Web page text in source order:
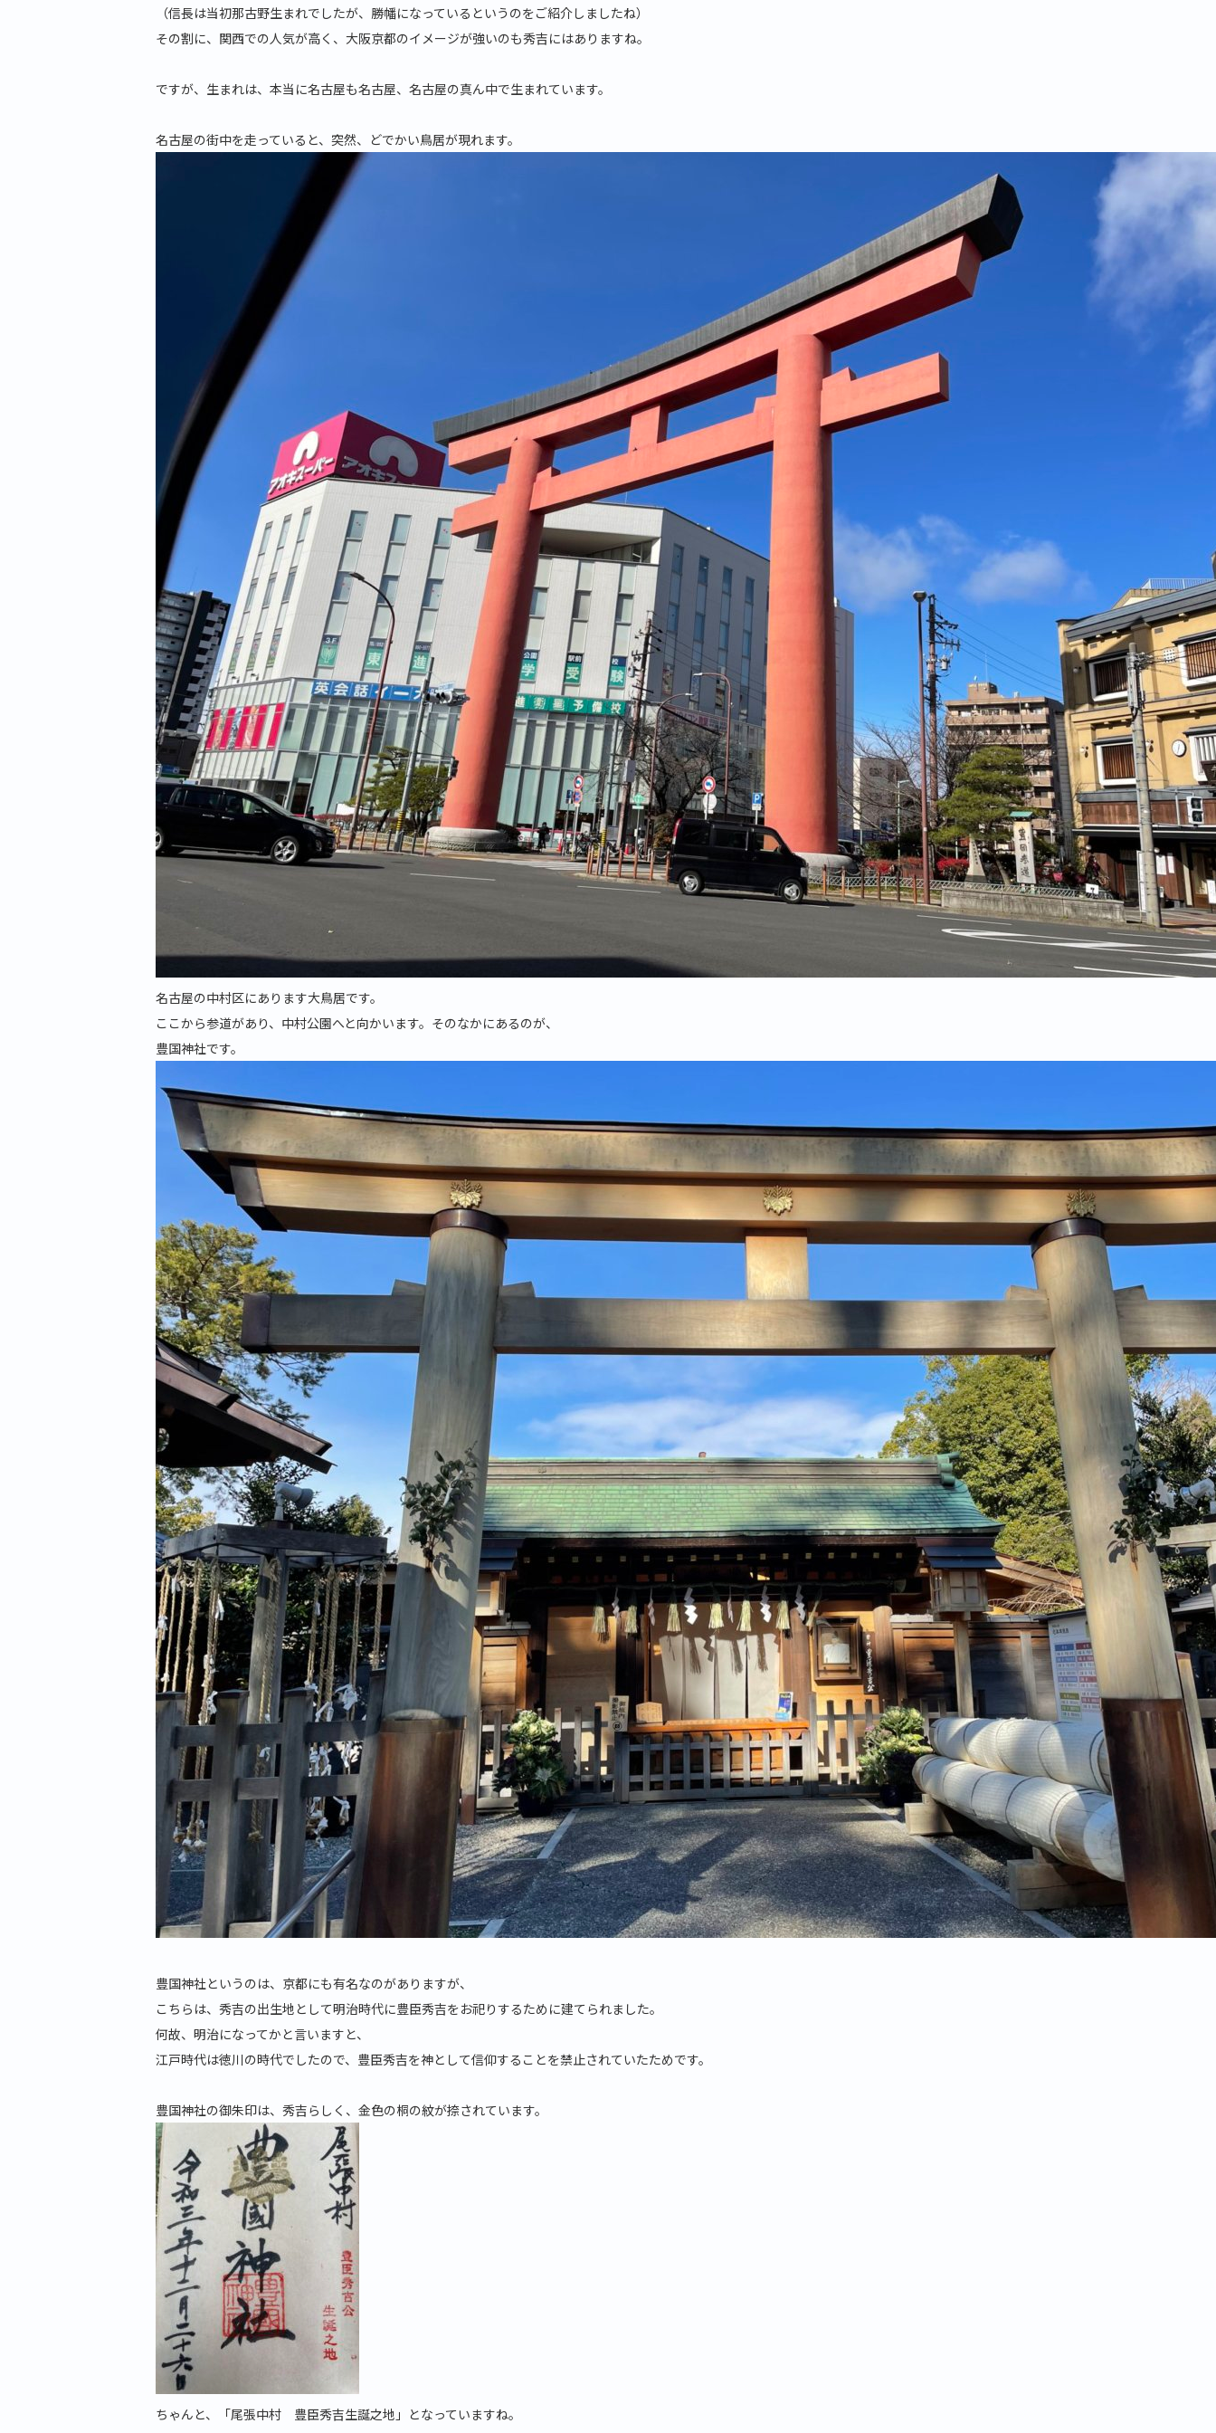
（信長は当初那古野生まれでしたが、勝幡になっているというのをご紹介しましたね）
その割に、関西での人気が高く、大阪京都のイメージが強いのも秀吉にはありますね。
ですが、生まれは、本当に名古屋も名古屋、名古屋の真ん中で生まれています。
名古屋の街中を走っていると、突然、どでかい鳥居が現れます。
名古屋の中村区にあります大鳥居です。
ここから参道があり、中村公園へと向かいます。そのなかにあるのが、
豊国神社です。
豊国神社というのは、京都にも有名なのがありますが、
こちらは、秀吉の出生地として明治時代に豊臣秀吉をお祀りするために建てられました。
何故、明治になってかと言いますと、
江戸時代は徳川の時代でしたので、豊臣秀吉を神として信仰することを禁止されていたためです。
豊国神社の御朱印は、秀吉らしく、金色の桐の紋が捺されています。
ちゃんと、「尾張中村 豊臣秀吉生誕之地」となっていますね。